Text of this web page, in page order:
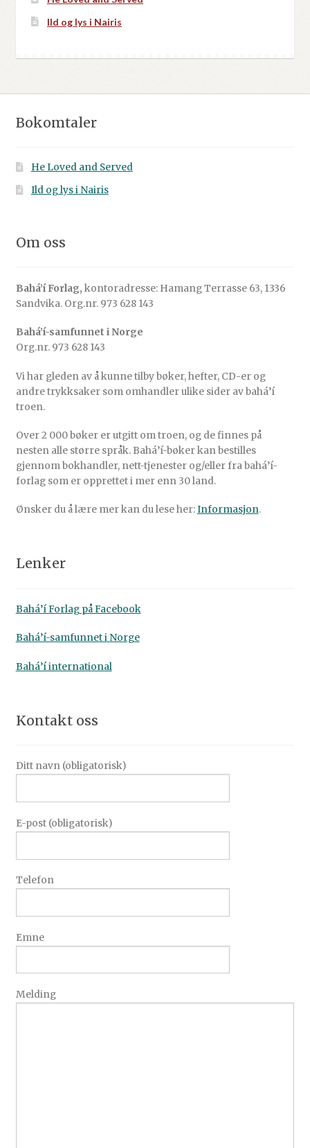
Ild og lys i Nairis
Bokomtaler
He Loved and Served
Ild og lys i Nairis
Om oss
Bahá’í Forlag, kontoradresse: Hamang Terrasse 63, 1336
Sandvika. Org.nr. 973 628 143
Bahá’í-samfunnet i Norge
Org.nr. 973 628 143
Vi har gleden av å kunne tilby bøker, hefter, CD-er og
andre trykksaker som omhandler ulike sider av bahá’í
troen.
Over 2 000 bøker er utgitt om troen, og de finnes på
nesten alle større språk. Bahá’í-bøker kan bestilles
gjennom bokhandler, nett-tjenester og/eller fra bahá’í-
forlag som er opprettet i mer enn 30 land.
Ønsker du å lære mer kan du lese her:Informasjon.
Lenker
Bahá’í Forlag på Facebook
Bahá’í-samfunnet i Norge
Bahá’í international
Kontakt oss
Ditt navn (obligatorisk)
E-post (obligatorisk)
Telefon
Emne
Melding